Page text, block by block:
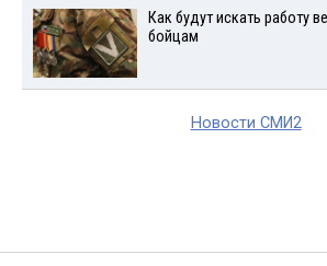
Как будут искать работу
бойцам
Новости СМИ2